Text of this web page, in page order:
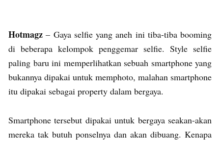
Hotmagz– Gaya selfie yang aneh ini tiba-tiba booming
di beberapa kelompok penggemar selfie. Style selfie
paling baru ini memperlihatkan sebuah smartphone yang
bukannya dipakai untuk memphoto, malahan smartphone
itu dipakai sebagai property dalam bergaya.
Smartphone tersebut dipakai untuk bergaya seakan-akan
mereka tak butuh ponselnya dan akan dibuang. Kenapa